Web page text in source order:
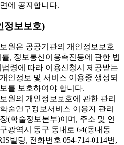
에 공지합니다.
정보보호)
원은 공공기관의 개인정보보호
률, 정보통신이용촉진등에 관한 법
법령에 따라 이용신청시 제공받는
인정보 및 서비스 이용중 생성되
를 보호하여야 합니다.
원의 개인정보보호에 관한 관리
술연구정보서비스 이용자 관리
(학술정보본부)이며, 주소 및 연
광역시 동구 동내로 64(동내동
빌딩, 전화번호 054-714-0114번,